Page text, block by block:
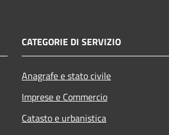
CATEGORIE DI SERVIZIO
Anagrafe e stato civile
Imprese e Commercio
Catasto e urbanistica